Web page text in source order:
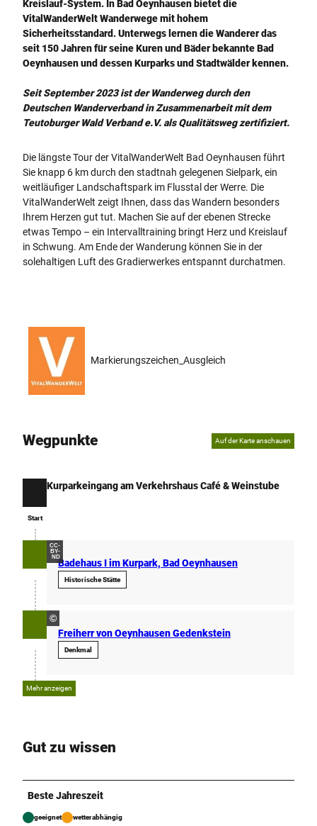
l
t
Ü
b
r
s
i
t
.
j
p
g
l
p
a
r
Kreislauf-System. In Bad Oeynhausen bietet die
VitalWanderWelt Wanderwege mit hohem
Sicherheitsstandard. Unterwegs lernen die Wanderer das
seit 150 Jahren für seine Kuren und Bäder bekannte Bad
Oeynhausen und dessen Kurparks und Stadtwälder kennen.
Seit September 2023 ist der Wanderweg durch den
Deutschen Wanderverband in Zusammenarbeit mit dem
Teutoburger Wald Verband e.V. als Qualitätsweg zertifiziert.
Die längste Tour der VitalWanderWelt Bad Oeynhausen führt
Sie knapp 6 km durch den stadtnah gelegenen Sielpark, ein
weitläufiger Landschaftspark im Flusstal der Werre. Die
VitalWanderWelt zeigt Ihnen, dass das Wandern besonders
Ihrem Herzen gut tut. Machen Sie auf der ebenen Strecke
etwas Tempo – ein Intervalltraining bringt Herz und Kreislauf
in Schwung. Am Ende der Wanderung können Sie in der
solehaltigen Luft des Gradierwerkes entspannt durchatmen.
Markierungszeichen_Ausgleich
Wegpunkte Auf der Karte anschauen
Start
Kurparkeingang am Verkehrshaus Café & Weinstube
CC-
BY-
ND
Badehaus I im Kurpark, Bad Oeynhausen
Historische Stätte
©
Freiherr von Oeynhausen Gedenkstein
Denkmal
Mehr anzeigen
Gut zu wissen
Beste Jahreszeit
geeignet wetterabhängig